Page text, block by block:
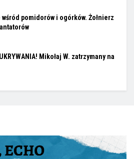
wśród pomidorów i ogórków. Żołnierz
Mikołaj W. zatrzymany na